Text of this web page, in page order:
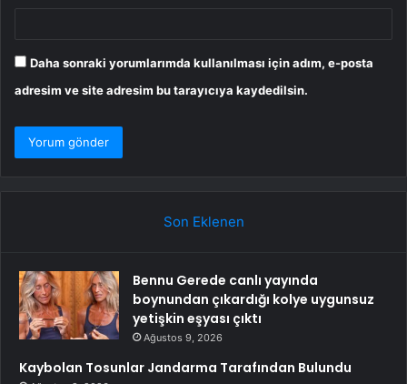
Daha sonraki yorumlarımda kullanılması için adım, e-posta
adresim ve site adresim bu tarayıcıya kaydedilsin.
Son Eklenen
Bennu Gerede canlı yayında
boynundan çıkardığı kolye uygunsuz
yetişkin eşyası çıktı
Ağustos 9, 2026
Kaybolan Tosunlar Jandarma Tarafından Bulundu